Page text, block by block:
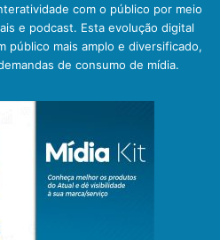
com o público por meio
e podcast. Esta evolução digital
público mais amplo e diversificado,
de consumo de mídia.